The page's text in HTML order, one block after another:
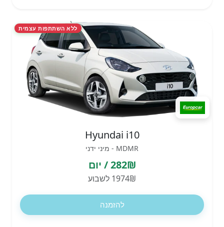
ללא השתתפות עצמית
Hyundai i10
MDMR - מיני ידני
282₪ / יום
1974₪ לשבוע
להזמנה